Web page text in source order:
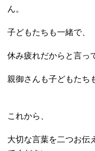
ん。
子どもたちも一緒で、
休み疲れだからと言っ
親御さんも子どもたち
これから、
大切な言葉を二つお伝